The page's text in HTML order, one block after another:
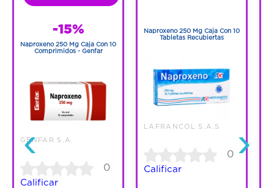
‹
-15%
Naproxeno 250 Mg Caja Con 10
Comprimidos - Genfar
GENFAR S.A.
0
Calificar
Naproxeno 250 Mg Caja Con 10
Tabletas Recubiertas
LAFRANCOL S.A.S
0
Calificar
›